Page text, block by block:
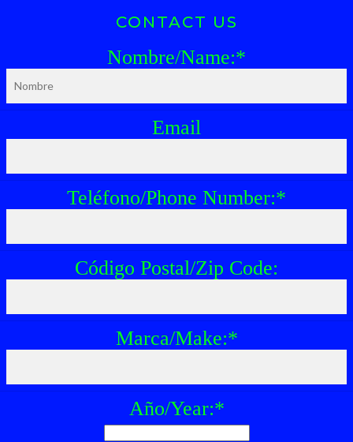
CONTACT US
Nombre/Name:*
Email
Teléfono/Phone Number:*
Código Postal/Zip Code:
Marca/Make:*
Año/Year:*